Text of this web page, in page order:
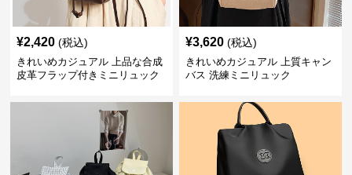
¥2,420 (税込)
きれいめカジュアル 上品な合成
皮革フラップ付きミニリュック
¥3,620 (税込)
きれいめカジュアル 上質キャン
バス 洗練ミニリュック